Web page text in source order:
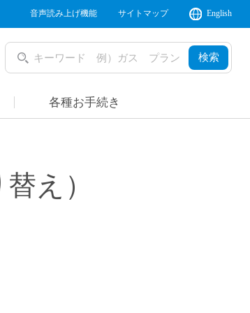
音声読み上げ機能 サイトマップ English
検索
各種お手続き
え）